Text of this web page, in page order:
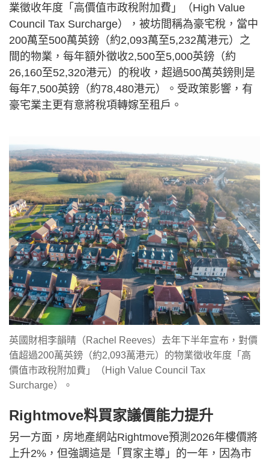
業徵收年度「高價值市政稅附加費」（High Value
Council Tax Surcharge），被坊間稱為豪宅稅，當中
200萬至500萬英鎊（約2,093萬至5,232萬港元）之
間的物業，每年額外徵收2,500至5,000英鎊（約
26,160至52,320港元）的稅收，超過500萬英鎊則是
每年7,500英鎊（約78,480港元）。受政策影響，有
豪宅業主更有意將稅項轉嫁至租戶。
英國財相李韻晴（Rachel Reeves）去年下半年宣布，對價
值超過200萬英鎊（約2,093萬港元）的物業徵收年度「高
價值市政稅附加費」（High Value Council Tax
Surcharge）。
Rightmove料買家議價能力提升
另一方面，房地產網站Rightmove預測2026年樓價將
上升2%，但強調這是「買家主導」的一年，因為市